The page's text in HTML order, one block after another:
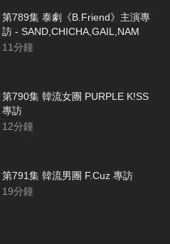
第789集 泰劇《B.Friend》主演專
訪 - SAND,CHICHA,GAIL,NAM
11分鐘
第790集 韓流女團 PURPLE K!SS
專訪
12分鐘
第791集 韓流男團 F.Cuz 專訪
19分鐘